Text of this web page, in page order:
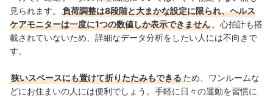
見られます。
負荷調整は8段階と大まかな設定に限られ、ヘルス
ケアモニターは一度に1つの数値しか表示できません 。心拍計も搭
載されていないため、詳細なデータ分析をしたい人には不向きで
す。
狭いスペースにも置けて折りたたみもできるため、ワンルームな
どにお住まいの人には便利でしょう。手軽に日々の運動を習慣に